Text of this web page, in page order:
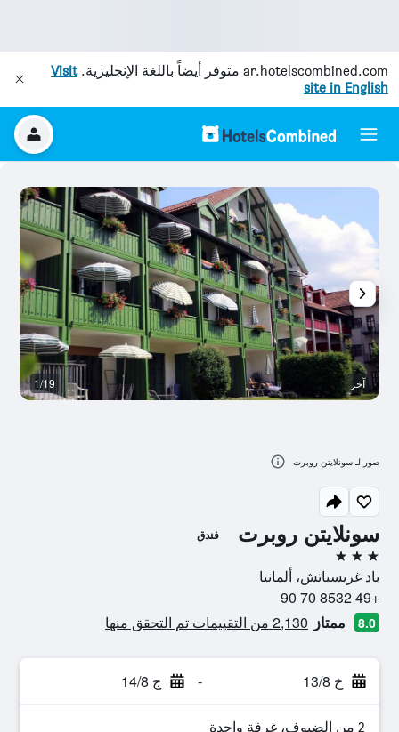
ar.hotelscombined.com متوفر أيضاً باللغة الإنجليزية.Visit
site in English
سونلايتن روبرت فندق
3 نجوم
باد غريسباتش، ألمانيا
+49 8532 70 90
8.0 ممتاز 2,130 من التقييمات تم التحقق منها
خ 13/8 - ج 14/8
2 من الضيوف، غرفة واحدة
آخر 1/19
صور لـ سونلايتن روبرت